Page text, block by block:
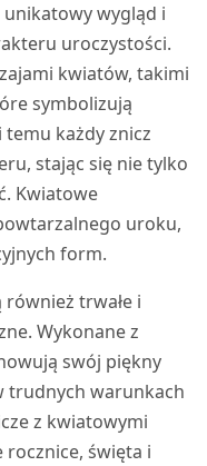
wygląd i
uroczystości.
kwiatów, takimi
symbolizują
temu każdy znicz
stając się nie tylko
Kwiatowe
uroku,
form.
również trwałe i
Wykonane z
swój piękny
trudnych warunkach
z kwiatowymi
rocznice, święta i